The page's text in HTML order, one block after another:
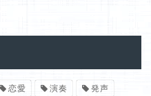
恋愛 演奏 発声